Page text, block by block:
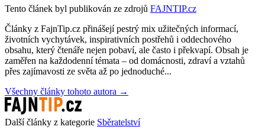
Tento článek byl publikován ze zdrojů FAJNTIP.cz
Články z FajnTip.cz přinášejí pestrý mix užitečných informací,
životních vychytávek, inspirativních postřehů i oddechového
obsahu, který čtenáře nejen pobaví, ale často i překvapí. Obsah je
zaměřen na každodenní témata – od domácnosti, zdraví a vztahů
přes zajímavosti ze světa až po jednoduché...
Všechny články tohoto autora →
Další články z kategorie Sběratelství